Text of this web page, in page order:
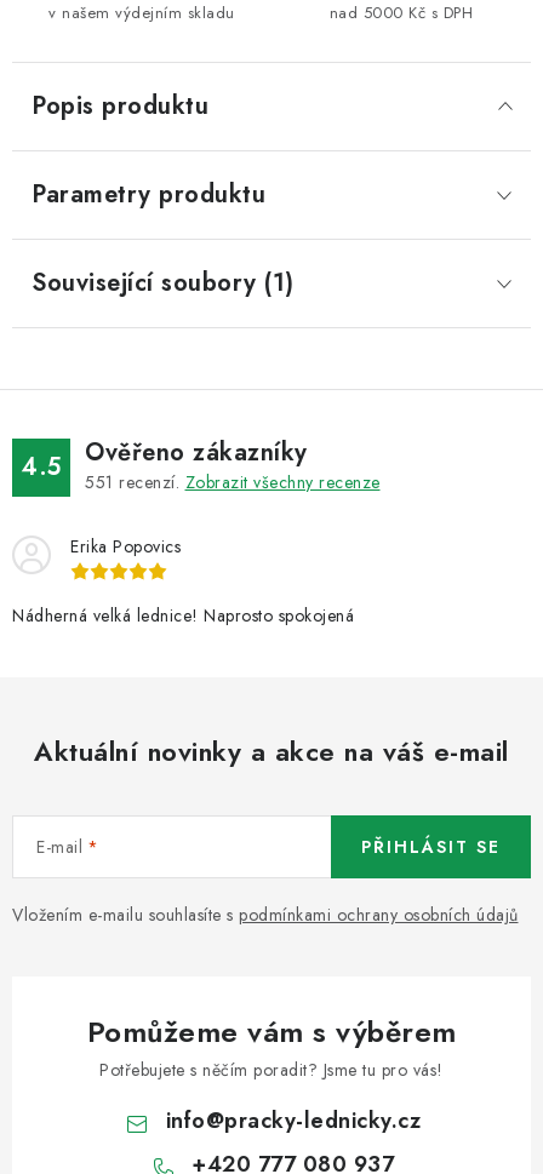
v našem výdejním skladu nad 5000 Kč s DPH
Popis produktu
Parametry produktu
Související soubory (1)
4.5 Ověřeno zákazníky
551 recenzí. Zobrazit všechny recenze
Erika Popovics
Nádherná velká lednice! Naprosto spokojená
Aktuální novinky a akce na váš e-mail
E-mail
Vložením e-mailu souhlasíte s podmínkami ochrany osobních údajů
PŘIHLÁSIT SE
Pomůžeme vám s výběrem
Potřebujete s něčím poradit? Jsme tu pro vás!
info@pracky-lednicky.cz
+420 777 080 937